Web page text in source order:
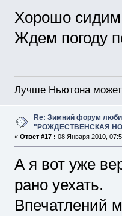
Хорошо
Ждем погоду
Лучше Ньютона
Re: Зимний форум
"РОЖДЕСТВЕНСКАЯ
« Ответ #17 : 08 Января 2010,
А я вот уже
рано уехать.
Впечатлений